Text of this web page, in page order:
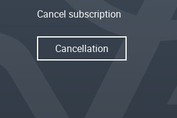
Cancel subscription
Cancellation